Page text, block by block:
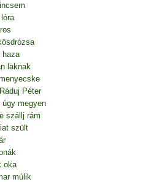
haza
laknak
Péter
úgy megyen
szállj rám
szült
oka
múlik